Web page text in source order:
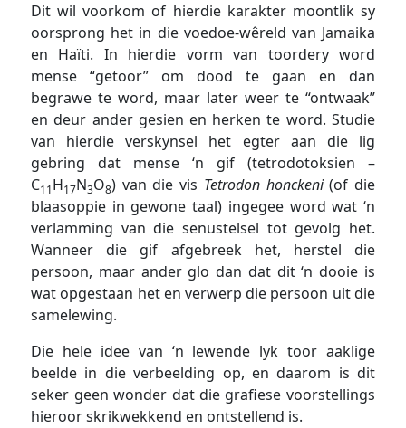
Dit wil voorkom of hierdie karakter moontlik sy
oorsprong het in die voedoe-wêreld van Jamaika
en Haïti. In hierdie vorm van toordery word
mense “getoor” om dood te gaan en dan
begrawe te word, maar later weer te “ontwaak”
en deur ander gesien en herken te word. Studie
van hierdie verskynsel het egter aan die lig
gebring dat mense ‘n gif (tetrodotoksien –
C11H17N3O8) van die vis Tetrodon honckeni(of die
blaasoppie in gewone taal) ingegee word wat ‘n
verlamming van die senustelsel tot gevolg het.
Wanneer die gif afgebreek het, herstel die
persoon, maar ander glo dan dat dit ‘n dooie is
wat opgestaan het en verwerp die persoon uit die
samelewing.
Die hele idee van ‘n lewende lyk toor aaklige
beelde in die verbeelding op, en daarom is dit
seker geen wonder dat die grafiese voorstellings
hieroor skrikwekkend en ontstellend is.